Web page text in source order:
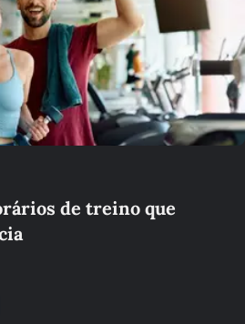
reproduzir o vídeo
novamente
de treino que